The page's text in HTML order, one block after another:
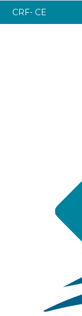
CRF- CE